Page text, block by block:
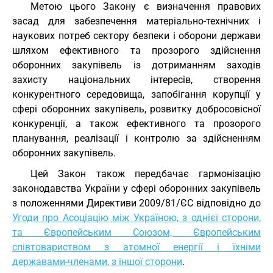
Метою цього Закону є визначення правових
засад для забезпечення матеріально-технічних і
наукових потреб сектору безпеки і оборони держави
шляхом ефективного та прозорого здійснення
оборонних закупівель із дотриманням заходів
захисту національних інтересів, створення
конкурентного середовища, запобігання корупції у
сфері оборонних закупівель, розвитку добросовісної
конкуренції, а також ефективного та прозорого
планування, реалізації і контролю за здійсненням
оборонних закупівель.
Цей Закон також передбачає гармонізацію
законодавства України у сфері оборонних закупівель
з положеннями Директиви 2009/81/ЄС відповідно до
Угоди про Асоціацію між Україною, з однієї сторони,
та Європейським Союзом, Європейським
співтовариством з атомної енергії і їхніми
державами-членами, з іншої сторони.